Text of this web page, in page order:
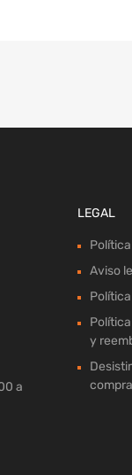
a
LEGAL
Aviso
y
compra